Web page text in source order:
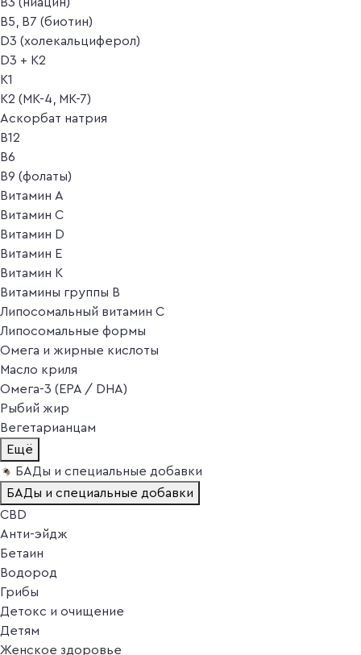
B5, B7 (биотин)
D3 (холекальциферол)
D3 + K2
K1
K2 (MK-4, MK-7)
Аскорбат натрия
В12
В6
В9 (фолаты)
Витамин A
Витамин C
Витамин D
Витамин E
Витамин K
Витамины группы B
Липосомальный витамин C
Липосомальные формы
Омега и жирные кислоты
Масло криля
Омега-3 (EPA / DHA)
Рыбий жир
Вегетарианцам
Ещё
БАДы и специальные добавки
БАДы и специальные добавки
CBD
Анти-эйдж
Бетаин
Водород
Грибы
Детокс и очищение
Детям
Женское здоровье